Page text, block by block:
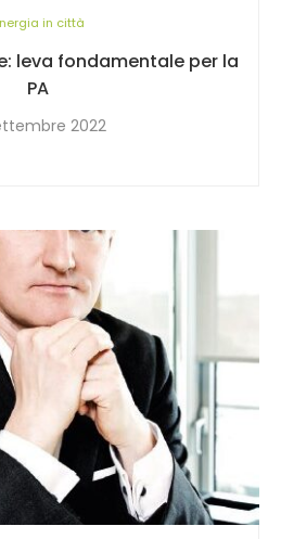
in città
leva fondamentale per la
PA
2022